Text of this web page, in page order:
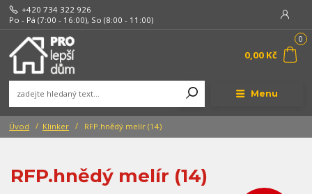
Menu
+420 734 322 926
Po - Pá (7:00 - 16:00), So (8:00 - 11:00)
0
0,00 Kč
Úvod Klinker RFP.hnědý melír (14)
RFP.hnědý melír (14)